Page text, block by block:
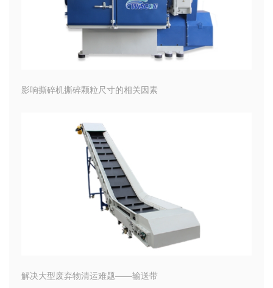
影响撕碎机撕碎颗粒尺寸的相关因素
解决大型废弃物清运难题——输送带